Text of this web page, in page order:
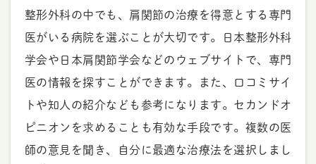
整形外科の中でも、肩関節の治療を得意とする専門
医がいる病院を選ぶことが大切です。日本整形外科
学会や日本肩関節学会などのウェブサイトで、専門
医の情報を探すことができます。また、口コミサイ
トや知人の紹介なども参考になります。セカンドオ
ピニオンを求めることも有効な手段です。複数の医
師の意見を聞き、自分に最適な治療法を選択しまし